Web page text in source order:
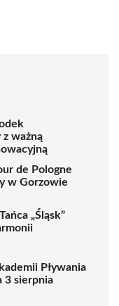
z ważną
de Pologne
w Gorzowie
„Śląsk”
Pływania
3 sierpnia